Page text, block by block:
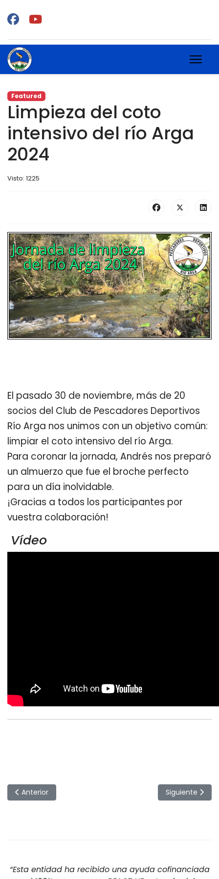
Featured
Limpieza del coto
intensivo del río Arga
2024
Visto: 1225
El pasado 30 de noviembre, más de 20
socios del Club de Pescadores Deportivos
Río Arga nos unimos con un objetivo común:
limpiar el coto intensivo del río Arga.
Para coronar la jornada, Andrés nos preparó
un almuerzo que fue el broche perfecto
para un día inolvidable.
¡Gracias a todos los participantes por
vuestra colaboración!
Vídeo
Artículo anterior: Repoblaciones del coto intensivo del río
Anterior Artículo
Siguiente
“Esta entidad ha recibido una ayuda cofinanciada